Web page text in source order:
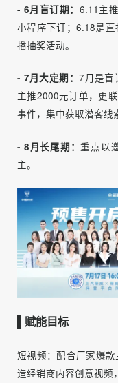
根据营销节点制定
月预热期、6月盲订
分别进行策略传播，
- 5月预热期：聚焦
计图、功能卖点内容
小程序下订；6.18
- 7月大定期：7月是
主推2000元订单，
事件，集中获取潜
- 8月长尾期：重点